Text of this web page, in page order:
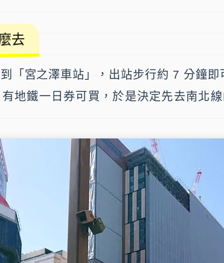
去
「宮之澤車站」，出站步行約 7 分鐘即
地鐵一日券可買，於是決定先去南北線